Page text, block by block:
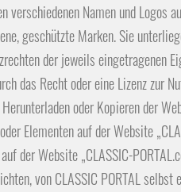
verschiedenen Namen und Logos
geschützte Marken. Sie
der jeweils eingetragenen
das Recht oder eine Lizenz zur
oder Kopieren der
Elementen auf der Website
der Website „CLASSIC-
von CLASSIC PORTAL